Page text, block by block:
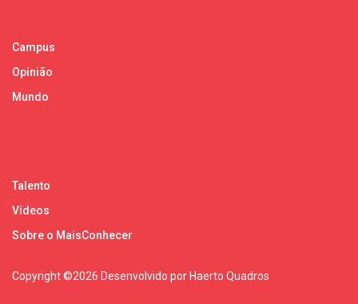
Campus
Opinião
Mundo
Talento
Vídeos
Sobre o MaisConhecer
Copyright ©2026 Desenvolvido por Haerto Quadros